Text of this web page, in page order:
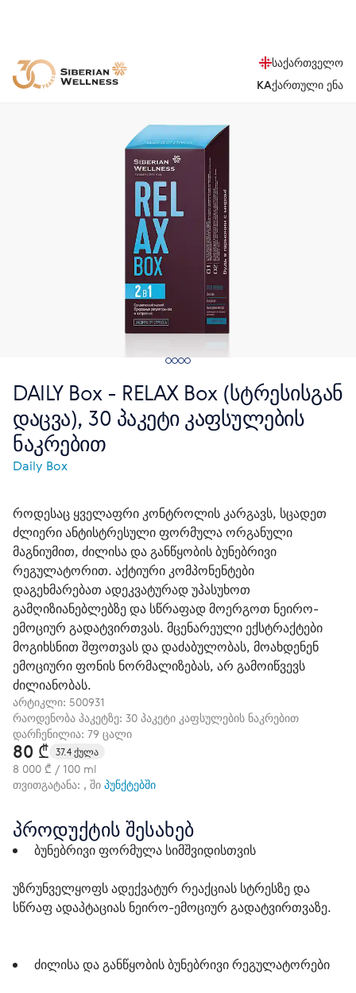
საქართველო
KAქართული ენა
DAILY Box - RELAX Box (სტრესისგან
დაცვა), 30 პაკეტი კაფსულების
ნაკრებით
Daily Box
როდესაც ყველაფრი კონტროლის კარგავს, სცადეთ
ძლიერი ანტისტრესული ფორმულა ორგანული
მაგნიუმით, ძილისა და განწყობის ბუნებრივი
რეგულატორით. აქტიური კომპონენტები
დაგეხმარებათ ადეკვატურად უპასუხოთ
გამღიზიანებლებზე და სწრაფად მოერგოთ ნეირო-
ემოციურ გადატვირთვას. მცენარეული ექსტრაქტები
მოგიხსნით შფოთვას და დაძაბულობას, მოახდენენ
ემოციური ფონის ნორმალიზებას, არ გამოიწვევს
ძილიანობას.
არტიკლი: 500931
რაოდენობა პაკეტზე: 30 პაკეტი კაფსულების ნაკრებით
დარჩენილია: 79 ცალი
80 ₾ 37.4 ქულა
8 000 ₾ / 100 ml
თვითგატანა: , ში პუნქტებში
პროდუქტის შესახებ
ბუნებრივი ფორმულა სიმშვიდისთვის
უზრუნველყოფს ადექვატურ რეაქციას სტრესზე და
სწრაფ ადაპტაციას ნეირო-ემოციურ გადატვირთვაზე.
ძილისა და განწყობის ბუნებრივი რეგულატორები